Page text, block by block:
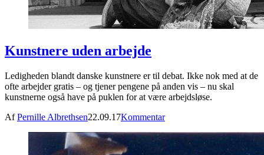
Kunstnere uden arbejde
Ledigheden blandt danske kunstnere er til debat. Ikke nok med at de
ofte arbejder gratis – og tjener pengene på anden vis – nu skal
kunstnerne også have på puklen for at være arbejdsløse.
AfPernille Albrethsen22.09.17Kommentar